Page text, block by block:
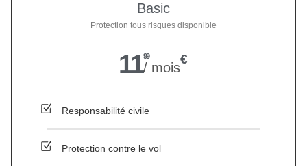
Basic
Protection tous risques disponible
1199
/ mois
€
Responsabilité civile
Protection contre le vol